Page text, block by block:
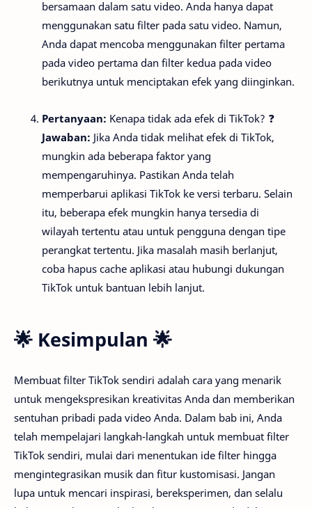
bersamaan dalam satu video. Anda hanya dapat
menggunakan satu filter pada satu video. Namun,
Anda dapat mencoba menggunakan filter pertama
pada video pertama dan filter kedua pada video
berikutnya untuk menciptakan efek yang diinginkan.
Pertanyaan: Kenapa tidak ada efek di TikTok? ❓
Jawaban: Jika Anda tidak melihat efek di TikTok,
mungkin ada beberapa faktor yang
mempengaruhinya. Pastikan Anda telah
memperbarui aplikasi TikTok ke versi terbaru. Selain
itu, beberapa efek mungkin hanya tersedia di
wilayah tertentu atau untuk pengguna dengan tipe
perangkat tertentu. Jika masalah masih berlanjut,
coba hapus cache aplikasi atau hubungi dukungan
TikTok untuk bantuan lebih lanjut.
🌟 Kesimpulan 🌟
Membuat filter TikTok sendiri adalah cara yang menarik
untuk mengekspresikan kreativitas Anda dan memberikan
sentuhan pribadi pada video Anda. Dalam bab ini, Anda
telah mempelajari langkah-langkah untuk membuat filter
TikTok sendiri, mulai dari menentukan ide filter hingga
mengintegrasikan musik dan fitur kustomisasi. Jangan
lupa untuk mencari inspirasi, bereksperimen, dan selalu